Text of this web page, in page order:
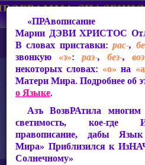
Марии ДЭВИ ХРИСТОС
В словах приставки:рас-,
звонкую «з»: раз-, без-,
некоторых словах: «о» на
Матери Мира. Подробнее об
о Языке.
Азъ ВозвРАтила
светимость, кое-где
правописание, дабы
Мира» Приблизился к
Солнечному»